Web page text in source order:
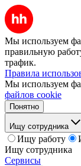
Мы используем
правильную
трафик.
Правила
Мы используем
файлов cookie
Понятно
Ищу сотрудника
Ищу работу
Ищу сотрудника
Сервисы